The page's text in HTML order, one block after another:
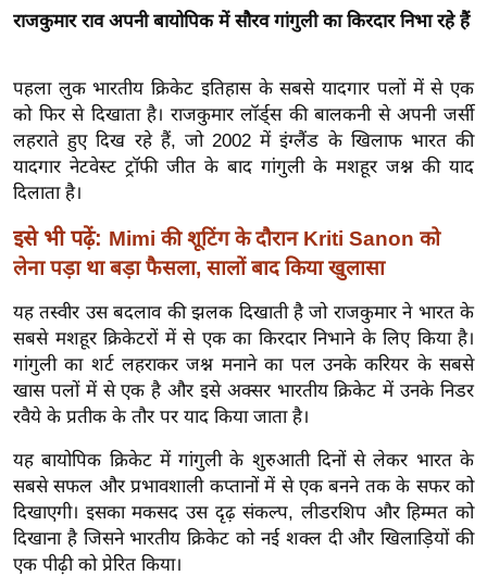
मि
ल
बे
मि
सा
ल
श
य
त
यं
ग
डि
या
सा
हि
राजकुमार राव अपनी बायोपिक में सौरव गांगुली का किरदार निभा रहे हैं
पहला लुक भारतीय क्रिकेट इतिहास के सबसे यादगार पलों में से एक
को फिर से दिखाता है। राजकुमार लॉर्ड्स की बालकनी से अपनी जर्सी
लहराते हुए दिख रहे हैं, जो 2002 में इंग्लैंड के खिलाफ भारत की
यादगार नेटवेस्ट ट्रॉफी जीत के बाद गांगुली के मशहूर जश्न की याद
दिलाता है।
इसे भी पढ़ें: Mimi की शूटिंग के दौरान Kriti Sanon को
लेना पड़ा था बड़ा फैसला, सालों बाद किया खुलासा
यह तस्वीर उस बदलाव की झलक दिखाती है जो राजकुमार ने भारत के
सबसे मशहूर क्रिकेटरों में से एक का किरदार निभाने के लिए किया है।
गांगुली का शर्ट लहराकर जश्न मनाने का पल उनके करियर के सबसे
खास पलों में से एक है और इसे अक्सर भारतीय क्रिकेट में उनके निडर
रवैये के प्रतीक के तौर पर याद किया जाता है।
यह बायोपिक क्रिकेट में गांगुली के शुरुआती दिनों से लेकर भारत के
सबसे सफल और प्रभावशाली कप्तानों में से एक बनने तक के सफर को
दिखाएगी। इसका मकसद उस दृढ़ संकल्प, लीडरशिप और हिम्मत को
दिखाना है जिसने भारतीय क्रिकेट को नई शक्ल दी और खिलाड़ियों की
एक पीढ़ी को प्रेरित किया।